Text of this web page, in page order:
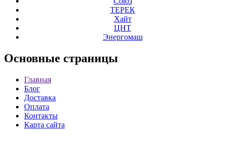
ТЕРЕК
Хайт
ЦНТ
Энергомаш
Основные страницы
Главная
Блог
Доставка
Оплата
Контакты
Карта сайта